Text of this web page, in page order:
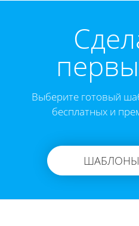
Выберите готовый
бесплатных и